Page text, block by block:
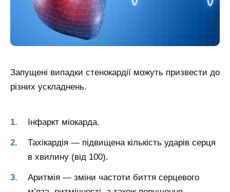
Запущені випадки стенокардії можуть призвести до
різних ускладнень.
Інфаркт міокарда.
Тахікардія — підвищена кількість ударів серця
в хвилину (від 100).
Аритмія — зміни частоти биття серцевого